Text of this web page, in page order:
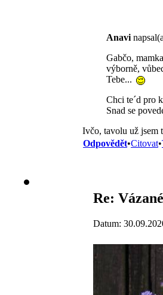
Anavi
Gabčo,
výborně,
Tebe...
Chci te´d pro
Snad se
Ivčo, tavolu už jsem
Odpovědět•Citovat•
Re:
Datum: